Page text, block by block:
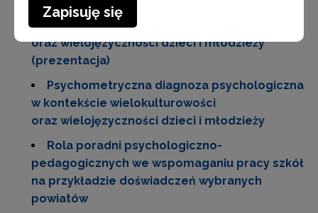
Psychometryczna diagnoza psychologiczna
w kontekście wielokulturowości
oraz wielojęzyczności dzieci i młodzieży
(prezentacja)
Psychometryczna diagnoza psychologiczna
w kontekście wielokulturowości
oraz wielojęzyczności dzieci i młodzieży
Rola poradni psychologiczno-
pedagogicznych we wspomaganiu pracy szkół
na przykładzie doświadczeń wybranych
powiatów
Zapisuję się